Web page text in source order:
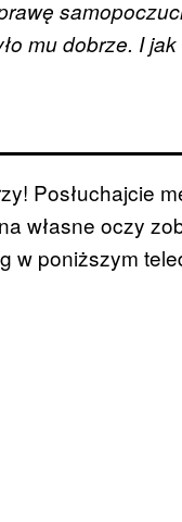
mu dobrze. I
Posłuchajcie
własne oczy
w poniższym